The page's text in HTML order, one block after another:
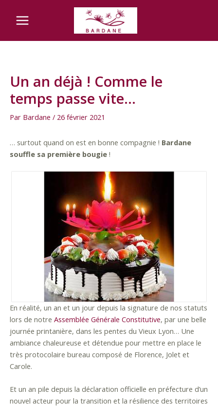
Menu
Un an déjà ! Comme le
temps passe vite…
Par Bardane / 26 février 2021
… surtout quand on est en bonne compagnie ! Bardane
souffle sa première bougie !
En réalité, un an et un jour depuis la signature de nos statuts
lors de notre Assemblée Générale Constitutive, par une belle
journée printanière, dans les pentes du Vieux Lyon… Une
ambiance chaleureuse et détendue pour mettre en place le
très protocolaire bureau composé de Florence, Jolet et
Carole.
Et un an pile depuis la déclaration officielle en préfecture d’un
nouvel acteur pour la transition et la résilience des territoires
des